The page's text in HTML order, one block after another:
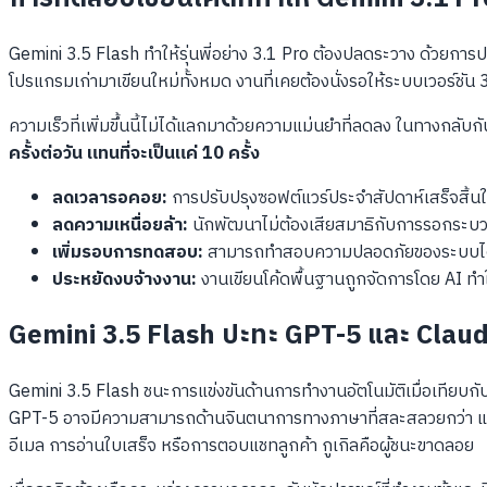
Gemini 3.5 Flash ทำให้รุ่นพี่อย่าง 3.1 Pro ต้องปลดระวาง ด้วยกา
โปรแกรมเก่ามาเขียนใหม่ทั้งหมด งานที่เคยต้องนั่งรอให้ระบบเวอร์
ความเร็วที่เพิ่มขึ้นนี้ไม่ได้แลกมาด้วยความแม่นยำที่ลดลง ในทางกลั
ครั้งต่อวัน แทนที่จะเป็นแค่ 10 ครั้ง
ลดเวลารอคอย: การปรับปรุงซอฟต์แวร์ประจำสัปดาห์เสร็จสิ้
ลดความเหนื่อยล้า: นักพัฒนาไม่ต้องเสียสมาธิกับการรอกระบ
เพิ่มรอบการทดสอบ:สามารถทำสอบความปลอดภัยของระบบ
ประหยัดงบจ้างงาน:งานเขียนโค้ดพื้นฐานถูกจัดการโดย AI
Gemini 3.5 Flash ปะทะ GPT-5 และ
Gemini 3.5 Flash ชนะการแข่งขันด้านการทำงานอัตโนมัติเมื่อเทีย
GPT-5 อาจมีความสามารถด้านจินตนาการทางภาษาที่สละสลวยกว่า
อีเมล การอ่านใบเสร็จ หรือการตอบแชทลูกค้า กูเกิลคือผู้ชนะขาดลอย